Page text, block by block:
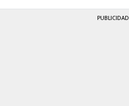
PUBLICIDAD